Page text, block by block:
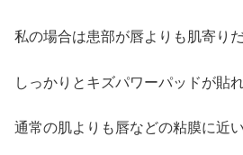
私の場合は患部が唇よりも肌寄り
しっかりとキズパワーパッドが貼
通常の肌よりも唇などの粘膜に近